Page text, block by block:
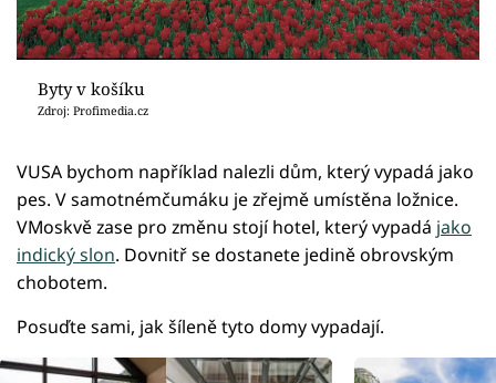
Byty v košíku
Zdroj: Profimedia.cz
VUSA bychom například nalezli dům, který vypadá jako
pes. V samotnémčumáku je zřejmě umístěna ložnice.
VMoskvě zase pro změnu stojí hotel, který vypadá jako
indický slon. Dovnitř se dostanete jedině obrovským
chobotem.
Posuďte sami, jak šíleně tyto domy vypadají.